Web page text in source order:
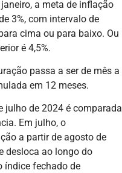
a meta de inflação
3%, com intervalo de
cima ou para baixo. Ou
é 4,5%.
passa a ser de mês a
em 12 meses.
julho de 2024 é comparada
Em julho, o
a partir de agosto de
desloca ao longo do
índice fechado de